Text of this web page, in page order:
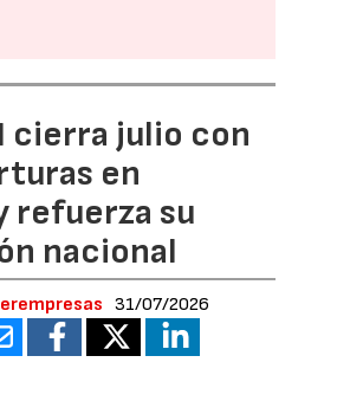
cierra julio con
en
refuerza su
nacional
31/07/2026